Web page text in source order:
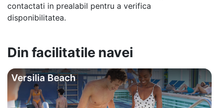
contactati in prealabil pentru a verifica
disponibilitatea.
Din facilitatile navei
Versilia Beach